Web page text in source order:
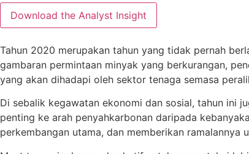
Tahun 2020 merupakan tahun yang tidak pernah
gambaran permintaan minyak yang berkurangan,
yang akan dihadapi oleh sektor tenaga semasa
Di sebalik kegawatan ekonomi dan sosial, tahun ini
penting ke arah penyahkarbonan daripada
perkembangan utama, dan memberikan ramalannya